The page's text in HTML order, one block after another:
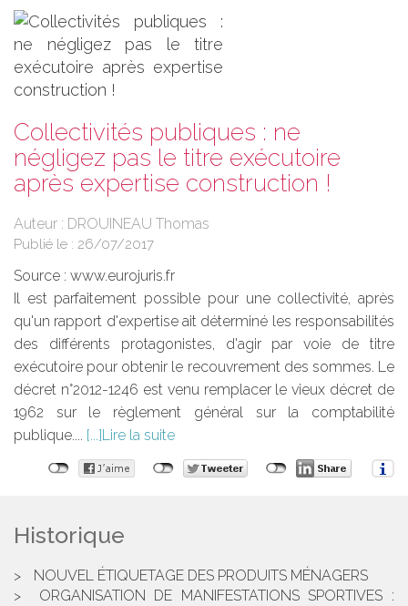
Collectivités publiques : ne
négligez pas le titre exécutoire
après expertise construction !
Auteur : DROUINEAU Thomas
Publié le : 26/07/2017
Source : www.eurojuris.fr
Il est parfaitement possible pour une collectivité, après
qu'un rapport d'expertise ait déterminé les responsabilités
des différents protagonistes, d'agir par voie de titre
exécutoire pour obtenir le recouvrement des sommes. Le
décret n°2012-1246 est venu remplacer le vieux décret de
1962 sur le règlement général sur la comptabilité
publique....
Lire la suite
Historique
NOUVEL ÉTIQUETAGE DES PRODUITS MÉNAGERS
ORGANISATION DE MANIFESTATIONS SPORTIVES :